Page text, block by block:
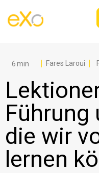
Modernes Intranet
Soziales Netzwerk
Wissensmanagement
Bewerbungsportal
Alternative zu
Migration zur eXo
Fares Laroui
Führung
die wir
lernen